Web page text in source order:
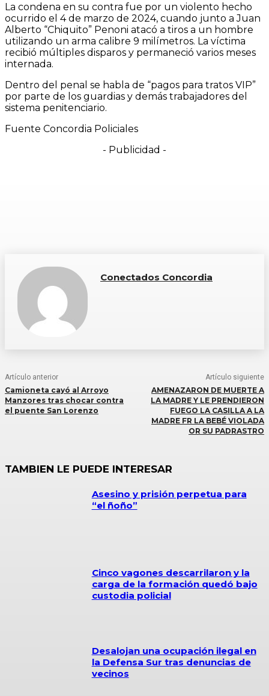
La condena en su contra fue por un violento hecho
ocurrido el 4 de marzo de 2024, cuando junto a Juan
Alberto “Chiquito” Penoni atacó a tiros a un hombre
utilizando un arma calibre 9 milímetros. La víctima
recibió múltiples disparos y permaneció varios meses
internada.
Dentro del penal se habla de “pagos para tratos VIP”
por parte de los guardias y demás trabajadores del
sistema penitenciario.
Fuente Concordia Policiales
- Publicidad -
Conectados Concordia
Artículo anterior
Camioneta cayó al Arroyo
Manzores tras chocar contra
el puente San Lorenzo
Artículo siguiente
AMENAZARON DE MUERTE A
LA MADRE Y LE PRENDIERON
FUEGO LA CASILLA A LA
MADRE FR LA BEBÉ VIOLADA
OR SU PADRASTRO
TAMBIEN LE PUEDE INTERESAR
Asesino y prisión perpetua para
“el ñoño”
Cinco vagones descarrilaron y la
carga de la formación quedó bajo
custodia policial
Desalojan una ocupación ilegal en
la Defensa Sur tras denuncias de
vecinos